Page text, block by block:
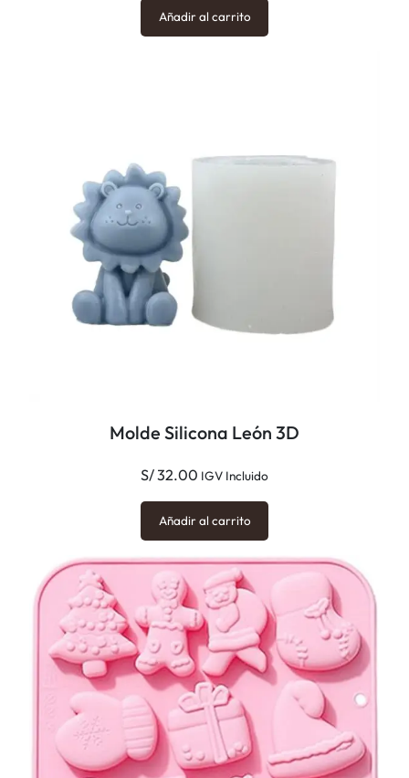
Añadir al carrito
Molde Silicona León 3D
S/32.00 IGV Incluido
Añadir al carrito